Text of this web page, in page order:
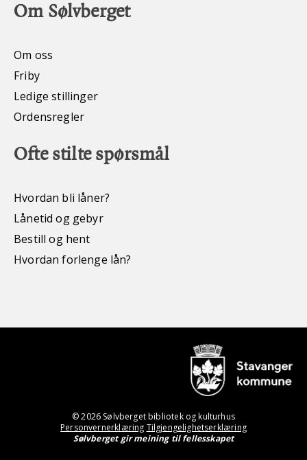
Om Sølvberget
Om oss
Friby
Ledige stillinger
Ordensregler
Ofte stilte spørsmål
Hvordan bli låner?
Lånetid og gebyr
Bestill og hent
Hvordan forlenge lån?
© 2026 Sølvberget bibliotek og kulturhus
Personvernerklæring Tilgjengelighetserklæring
Sølvberget gir meining til fellesskapet